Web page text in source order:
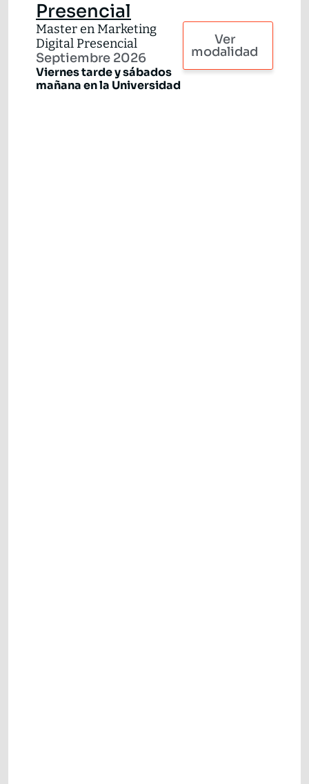
Presencial
Master en Marketing
Digital Presencial
Septiembre 2026
Viernes tarde y sábados
mañana en la Universidad
Ver
modalidad